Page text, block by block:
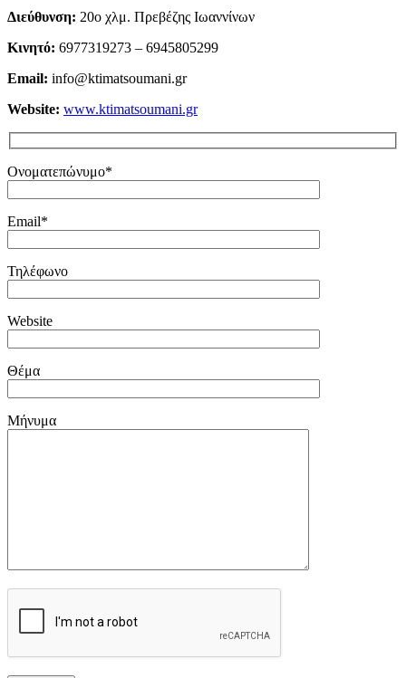
Διεύθυνση: 20ο χλμ. Πρεβέζης Ιωαννίνων
Κινητό: 6977319273 – 6945805299
Email: info@ktimatsoumani.gr
Website: www.ktimatsoumani.gr
Ονοματεπώνυμο*
Email*
Τηλέφωνο
Website
Θέμα
Μήνυμα